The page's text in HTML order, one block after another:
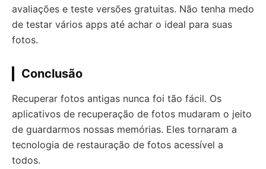
avaliações e teste versões gratuitas. Não tenha medo
de testar vários apps até achar o ideal para suas
fotos.
Conclusão
Recuperar fotos antigas nunca foi tão fácil. Os
aplicativos de recuperação de fotos mudaram o jeito
de guardarmos nossas memórias. Eles tornaram a
tecnologia de restauração de fotos acessível a
todos.